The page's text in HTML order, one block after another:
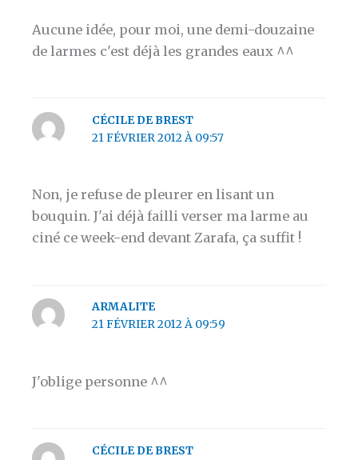
Aucune idée, pour moi, une demi-douzaine
de larmes c'est déjà les grandes eaux ^^
CÉCILE DE BREST
21 FÉVRIER 2012 À 09:57
Non, je refuse de pleurer en lisant un
bouquin. J'ai déjà failli verser ma larme au
ciné ce week-end devant Zarafa, ça suffit !
ARMALITE
21 FÉVRIER 2012 À 09:59
J'oblige personne ^^
CÉCILE DE BREST